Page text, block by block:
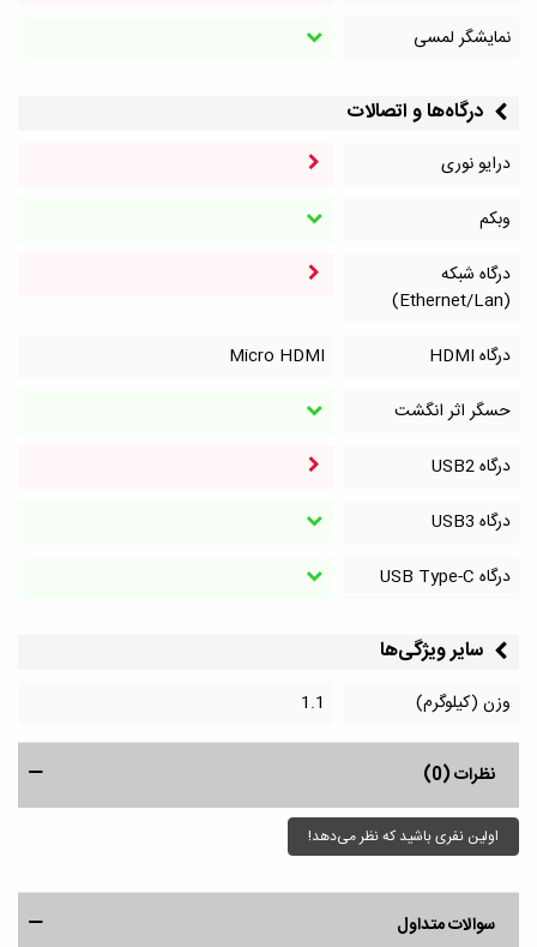
نمایشگر لمسی
درگاه‌ها و اتصالات
درایو نوری
وبکم
درگاه شبکه
(Ethernet/Lan)
درگاه HDMI
Micro HDMI
حسگر اثر انگشت
درگاه‌ USB2
درگاه‌ USB3
درگاه‌ USB Type-C
سایر ویژگی‌ها
وزن (کیلوگرم) 1.1
نظرات (0)
اولین نفری باشید که نظر می‌دهد!
سوالات متداول